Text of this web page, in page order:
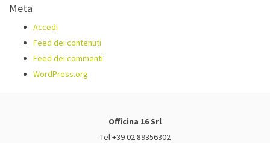
Meta
Accedi
Feed dei contenuti
Feed dei commenti
WordPress.org
Officina 16 Srl
Tel +39 02 89356302